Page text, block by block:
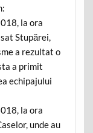
la ora
Stupărei,
a rezultat o
a primit
echipajului
la ora
unde au